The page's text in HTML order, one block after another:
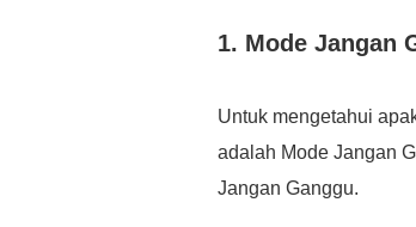
1. Mode Jangan
Untuk mengetahui
adalah Mode Jangan
Jangan Ganggu.